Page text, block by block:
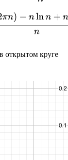
открытом круге